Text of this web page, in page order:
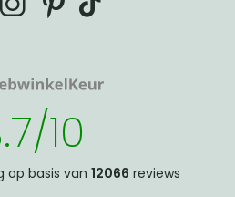
instagram
pinterest
tiktok
10
op basis van 12066 reviews